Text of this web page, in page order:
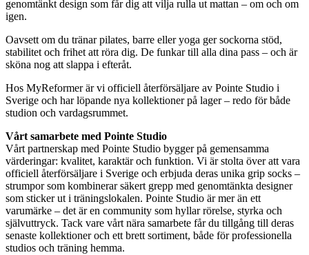
genomtänkt design som får dig att vilja rulla ut mattan – om och om
igen.
Oavsett om du tränar pilates, barre eller yoga ger sockorna stöd,
stabilitet och frihet att röra dig. De funkar till alla dina pass – och är
sköna nog att slappa i efteråt.
Hos MyReformer är vi officiell återförsäljare av Pointe Studio i
Sverige och har löpande nya kollektioner på lager – redo för både
studion och vardagsrummet.
Vårt samarbete med Pointe Studio
Vårt partnerskap med Pointe Studio bygger på gemensamma
värderingar: kvalitet, karaktär och funktion. Vi är stolta över att vara
officiell återförsäljare i Sverige och erbjuda deras unika grip socks –
strumpor som kombinerar säkert grepp med genomtänkta designer
som sticker ut i träningslokalen. Pointe Studio är mer än ett
varumärke – det är en community som hyllar rörelse, styrka och
självuttryck. Tack vare vårt nära samarbete får du tillgång till deras
senaste kollektioner och ett brett sortiment, både för professionella
studios och träning hemma.